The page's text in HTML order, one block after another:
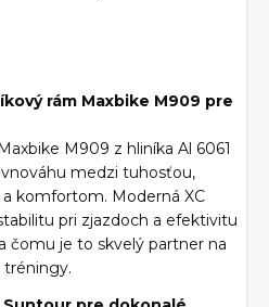
rám Maxbike M909 pre
M909 z hliníka Al 6061
medzi tuhosťou,
komfortom. Moderná XC
pri zjazdoch a efektivitu
čomu je to skvelý partner na
tréningy.